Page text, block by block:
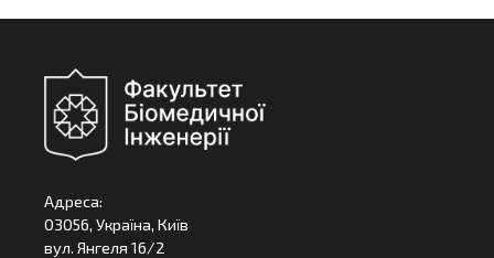
Адреса:
03056, Україна, Київ
вул. Янгеля 16/2